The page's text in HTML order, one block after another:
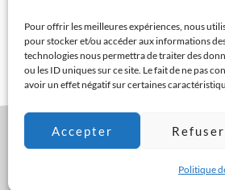
Pour offrir les meilleures expériences, nous
pour stocker et/ou accéder aux informations
technologies nous permettra de traiter des
ou les ID uniques sur ce site. Le fait de ne pas
avoir un effet négatif sur certaines
Accepter Refuser
Politique